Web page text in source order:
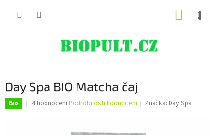
Day Spa BIO Matcha čaj
Bio
Průměrné
4 hodnoceníPodrobnosti hodnocení Značka:Day Spa